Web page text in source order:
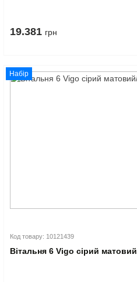
19.381 грн
Набір
Код товару: 10121439
Вітальня 6 Vigo сірий